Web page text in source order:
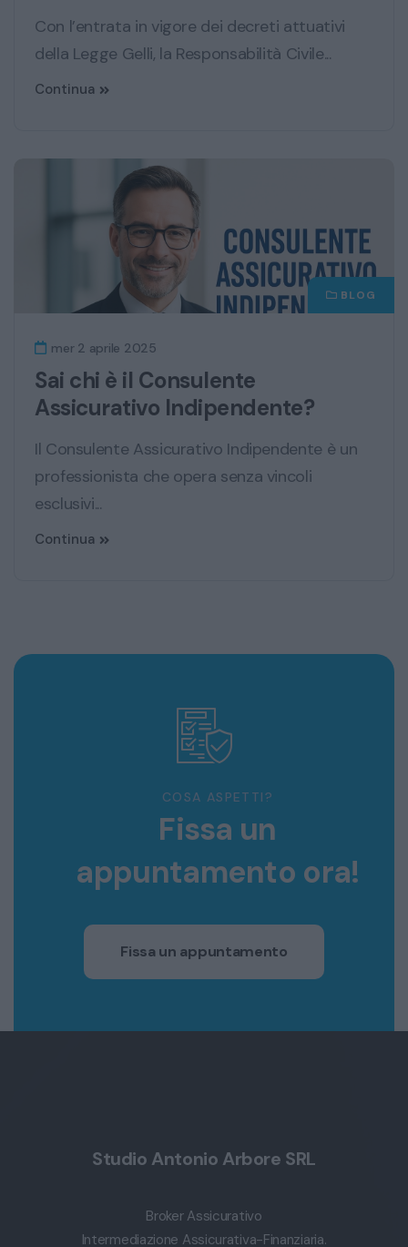
Con l’entrata in vigore dei decreti attuativi
della Legge Gelli, la Responsabilità Civile...
Continua
BLOG
mer 2 aprile 2025
Sai chi è il Consulente
Assicurativo Indipendente?
Il Consulente Assicurativo Indipendente è un
professionista che opera senza vincoli
esclusivi...
Continua
COSA ASPETTI?
Fissa un
appuntamento ora!
Fissa un appuntamento
Studio Antonio Arbore SRL
Broker Assicurativo
Intermediazione Assicurativa-Finanziaria.